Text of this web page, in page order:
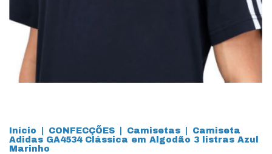
Início CONFECÇÕES Camisetas
Camiseta
Adidas GA4534 Clássica em Algodão 3 listras Azul
Marinho